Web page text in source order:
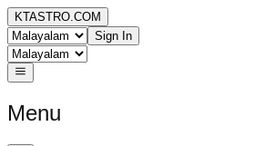
KTASTRO.COM
Sign In
Menu